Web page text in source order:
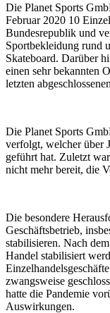
Die Planet Sports
Februar 2020 10
Bundesrepublik und
Sportbekleidung rund
Skateboard. Darüber
einen sehr bekannten
letzten
Die Planet Sports
verfolgt, welcher über
geführt hat. Zuletzt
nicht mehr bereit, die
Die besondere
Geschäftsbetrieb,
stabilisieren. Nach
Handel stabilisiert
zwangsweise
hatte die Pandemie
Auswirkungen.